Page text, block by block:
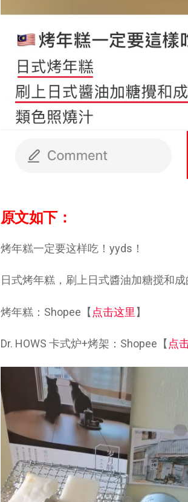
原文如下：
烤年糕一定要这样吃！yyds！
日式烤年糕，刷上日式醬油加糖搅和成
烤年糕：Shopee【 点击这里 】
Dr. HOWS 卡式炉+烤架：Shopee【 点